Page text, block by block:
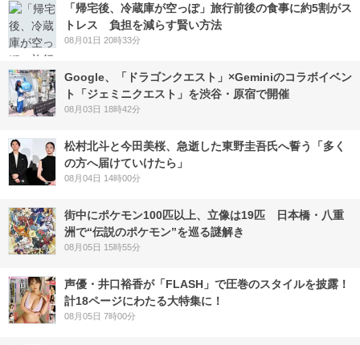
「帰宅後、冷蔵庫が空っぽ」旅行前後の食事に約5割がス
トレス 負担を減らす賢い方法
08月01日 20時33分
Google、「ドラゴンクエスト」×Geminiのコラボイベン
ト「ジェミニクエスト」を渋谷・原宿で開催
08月03日 18時42分
松村北斗と今田美桜、急逝した東野圭吾氏へ誓う「多く
の方へ届けていけたら」
08月04日 14時00分
街中にポケモン100匹以上、立像は19匹 日本橋・八重
洲で“伝説のポケモン”を巡る謎解き
08月05日 15時55分
声優・井口裕香が「FLASH」で圧巻のスタイルを披露！
計18ページにわたる大特集に！
08月05日 7時00分